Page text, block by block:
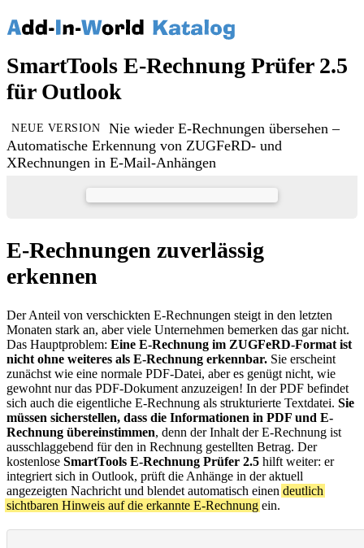
SmartTools E-Rechnung Prüfer 2.5
für Outlook
NEUE VERSION
Nie wieder E-Rechnungen übersehen –
Automatische Erkennung von ZUGFeRD- und
XRechnungen in E-Mail-Anhängen
E-Rechnungen zuverlässig
erkennen
Der Anteil von verschickten E-Rechnungen steigt in den letzten
Monaten stark an, aber viele Unternehmen bemerken das gar nicht.
Das Hauptproblem: Eine E-Rechnung im ZUGFeRD-Format ist
nicht ohne weiteres als E-Rechnung erkennbar. Sie erscheint
zunächst wie eine normale PDF-Datei, aber es genügt nicht, wie
gewohnt nur das PDF-Dokument anzuzeigen! In der PDF befindet
sich auch die eigentliche E-Rechnung als strukturierte Textdatei. Sie
müssen sicherstellen, dass die Informationen in PDF und E-
Rechnung übereinstimmen, denn der Inhalt der E-Rechnung ist
ausschlaggebend für den in Rechnung gestellten Betrag. Der
kostenlose SmartTools E-Rechnung Prüfer 2.5 hilft weiter: er
integriert sich in Outlook, prüft die Anhänge in der aktuell
angezeigten Nachricht und blendet automatisch einen deutlich
sichtbaren Hinweis auf die erkannte E-Rechnung ein.